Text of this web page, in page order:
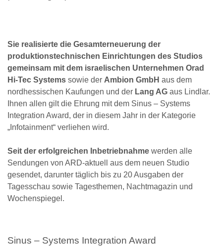
Sie realisierte die Gesamterneuerung der
produktionstechnischen Einrichtungen des Studios
gemeinsam mit dem israelischen Unternehmen Orad
Hi-Tec Systems sowie der Ambion GmbH aus dem
nordhessischen Kaufungen und der Lang AG aus Lindlar.
Ihnen allen gilt die Ehrung mit dem Sinus – Systems
Integration Award, der in diesem Jahr in der Kategorie
„Infotainment“ verliehen wird.
Seit der erfolgreichen Inbetriebnahme werden alle
Sendungen von ARD-aktuell aus dem neuen Studio
gesendet, darunter täglich bis zu 20 Ausgaben der
Tagesschau sowie Tagesthemen, Nachtmagazin und
Wochenspiegel.
Sinus – Systems Integration Award